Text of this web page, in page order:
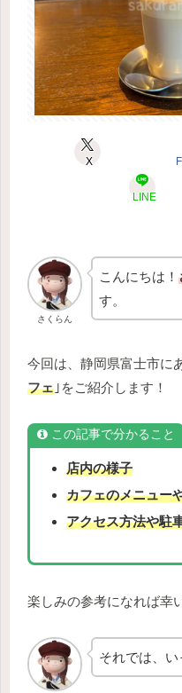
X
LINE
さくらん
こんにちは！
す。
今回は、静岡県富士市に
フェ ｣をご紹介します！
この記事で分かること
店内の様子
カフェのメニュー
アクセス方法や駐
楽しみの参考になれば幸
それでは、い